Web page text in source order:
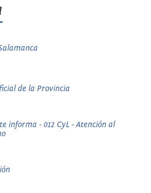
de la Provincia
informa - 012 CyL - Atención al